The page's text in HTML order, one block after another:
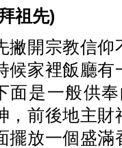
祖先)
撇開宗教信仰
候家裡飯廳有
面是一般供
，前後地主財
擺放一個盛滿